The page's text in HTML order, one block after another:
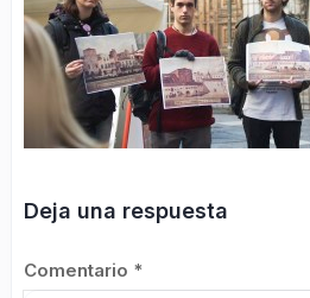
Deja una respuesta
Comentario *